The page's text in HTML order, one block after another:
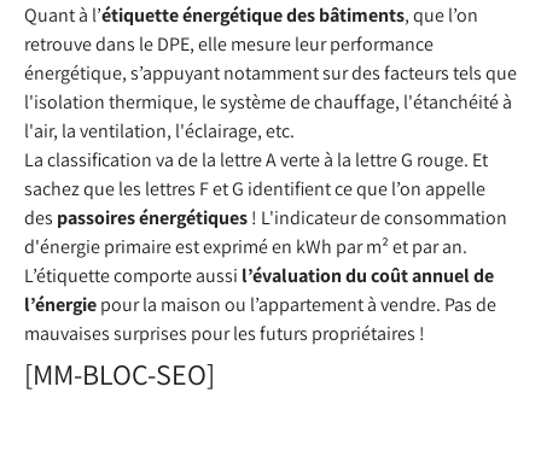
Quant à l’étiquette énergétique des bâtiments, que l’on
retrouve dans le DPE, elle mesure leur performance
énergétique, s’appuyant notamment sur des facteurs tels que
l'isolation thermique, le système de chauffage, l'étanchéité à
l'air, la ventilation, l'éclairage, etc.
La classification va de la lettre A verte à la lettre G rouge. Et
sachez que les lettres F et G identifient ce que l’on appelle
des passoires énergétiques! L'indicateur de consommation
d'énergie primaire est exprimé en kWh par m² et par an.
L’étiquette comporte aussi l’évaluation du coût annuel de
l’énergiepour la maison ou l’appartement à vendre. Pas de
mauvaises surprises pour les futurs propriétaires !
[MM-BLOC-SEO]